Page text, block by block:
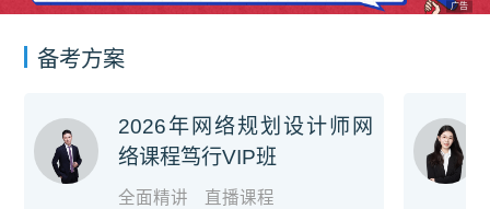
广告
备考方案
2026年网络规划设计师网
络课程笃行VIP班
全面精讲 直播课程